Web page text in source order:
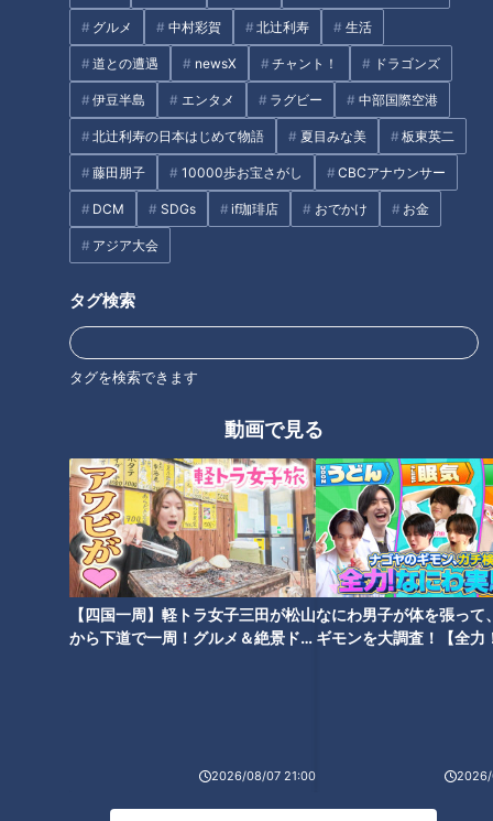
グルメ 中村彩賀 北辻利寿 生活
道との遭遇 newsX チャント！ ドラゴンズ
伊豆半島 エンタメ ラグビー 中部国際空港
北辻利寿の日本はじめて物語 夏目みな美 板東英二
藤田朋子 10000歩お宝さがし CBCアナウンサー
DCM SDGs if珈琲店 おでかけ お金
アジア大会
タグ検索
タグを検索できます
動画で見る
【四国一周】軽トラ女子三田が松山
から下道で一周！グルメ＆絶景ドラ
2026/08/07 21:00
なにわ男子が体を張って
ギモンを大調査！【全力
2026/
グルメ おでかけ
オススメ関連コンテンツ
バズる志摩スペイン村で実践 映
えるスマホ写真撮影のコツ
友近＆南部アナ＆永岡アナが冬
の小京都・高山で憧れかなえタ
花咲かカルチャーセンター「友
近」×「テニス」奇跡のミラク
ルショットさく裂！【花咲かタ